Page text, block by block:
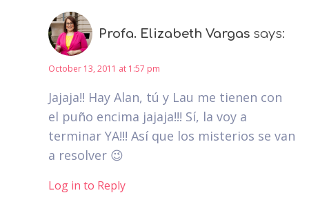
Profa. Elizabeth Vargas says:
October 13, 2011 at 1:57 pm
Jajaja!! Hay Alan, tú y Lau me tienen con
el puño encima jajaja!!! Sí, la voy a
terminar YA!!! Así que los misterios se van
a resolver 😉
Log in to Reply